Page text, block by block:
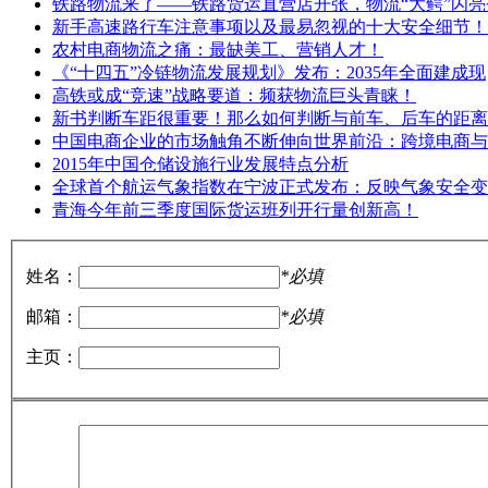
铁路物流来了——铁路货运直营店开张，物流“大鳄”闪
新手高速路行车注意事项以及最易忽视的十大安全细节！
农村电商物流之痛：最缺美工、营销人才！
《“十四五”冷链物流发展规划》发布：2035年全面建成现
高铁或成“竞速”战略要道：频获物流巨头青睐！
新书判断车距很重要！那么如何判断与前车、后车的距离
中国电商企业的市场触角不断伸向世界前沿：跨境电商与
2015年中国仓储设施行业发展特点分析
全球首个航运气象指数在宁波正式发布：反映气象安全变
青海今年前三季度国际货运班列开行量创新高！
姓名： *必填
邮箱： *必填
主页：